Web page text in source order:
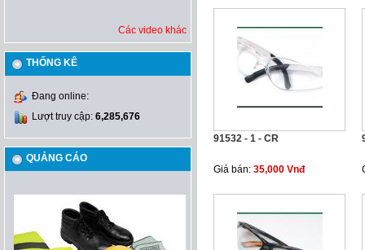
Các video khác
THỐNG KÊ
Đang online:
Lượt truy cập: 6,285,676
QUẢNG CÁO
91532 - 1 - CR
Giá bán: 35,000 Vnđ